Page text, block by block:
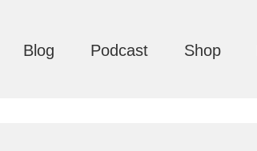
Blog Podcast Shop